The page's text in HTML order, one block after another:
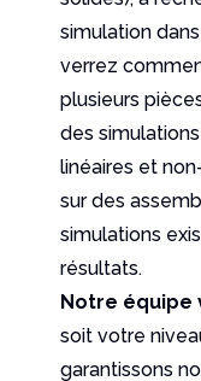
simulation
verrez
plusieurs
des
linéaires et
sur des
simulations
résultats.
Notre équipe
soit votre
garantissons